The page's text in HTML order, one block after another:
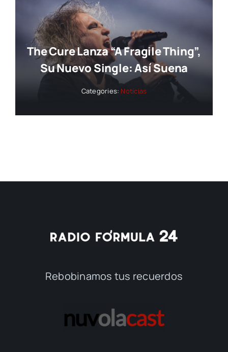
The Cure Lanza “A Fragile Thing”,
Su Nuevo Single: Así Suena
Categories: Noticias
Rebobinamos tus recuerdos